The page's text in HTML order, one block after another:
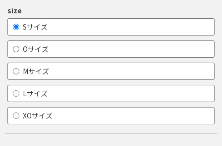
size
Sサイズ
Oサイズ
Mサイズ
Lサイズ
XOサイズ